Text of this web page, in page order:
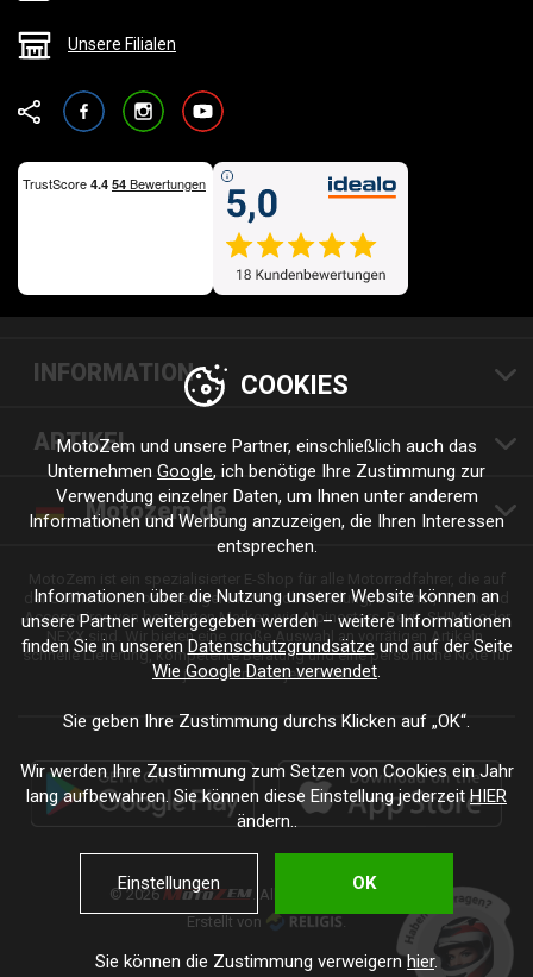
Unsere Filialen
FacebookInstagramYouTube
INFORMATION
ARTIKEL
Motozem.de
der Suche nach hochwertiger Motorradbekleidung, Zubehör, Teilen und
Accessoires von bewährten Marken wie Alpinestars, Revit, SHIMA oder
NEXX sind. Wir bieten eine große Auswahl an vorrätigen Artikeln,
schnelle Lieferung, kompetente Beratung und eine persönliche Note für
jede Fahrt und jeden Stil.
© 2026
. Alle Rechte vorbehalten.
Erstellt von
.
COOKIES
MotoZem und unsere Partner, einschließlich auch das
Unternehmen Google, ich benötige Ihre Zustimmung zur
Verwendung einzelner Daten, um Ihnen unter anderem
Informationen und Werbung anzuzeigen, die Ihren Interessen
entsprechen.
Informationen über die Nutzung unserer Website können an
unsere Partner weitergegeben werden – weitere Informationen
finden Sie in unseren Datenschutzgrundsätze und auf der Seite
Wie Google Daten verwendet.
Sie geben Ihre Zustimmung durchs Klicken auf „OK“.
Wir werden Ihre Zustimmung zum Setzen von Cookies ein Jahr
lang aufbewahren. Sie können diese Einstellung jederzeitHIER
ändern..
Einstellungen OK
Sie können die Zustimmung verweigernhier.